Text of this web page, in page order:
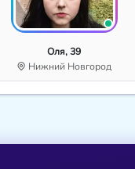
Оля, 39
Нижний Новгород